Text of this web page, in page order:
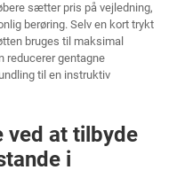
sætter pris på vejledning,
berøring. Selv en kort trykt
bruges til maksimal
reducerer gentagne
til en instruktiv
ved at tilbyde
i